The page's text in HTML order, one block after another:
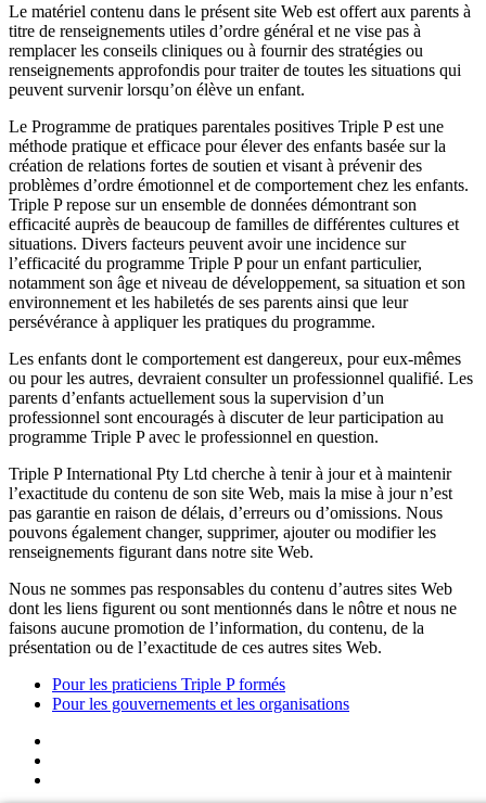
Le matériel contenu dans le présent site Web est offert aux parents à
titre de renseignements utiles d’ordre général et ne vise pas à
remplacer les conseils cliniques ou à fournir des stratégies ou
renseignements approfondis pour traiter de toutes les situations qui
peuvent survenir lorsqu’on élève un enfant.
Le Programme de pratiques parentales positives Triple P est une
méthode pratique et efficace pour élever des enfants basée sur la
création de relations fortes de soutien et visant à prévenir des
problèmes d’ordre émotionnel et de comportement chez les enfants.
Triple P repose sur un ensemble de données démontrant son
efficacité auprès de beaucoup de familles de différentes cultures et
situations. Divers facteurs peuvent avoir une incidence sur
l’efficacité du programme Triple P pour un enfant particulier,
notamment son âge et niveau de développement, sa situation et son
environnement et les habiletés de ses parents ainsi que leur
persévérance à appliquer les pratiques du programme.
Les enfants dont le comportement est dangereux, pour eux-mêmes
ou pour les autres, devraient consulter un professionnel qualifié. Les
parents d’enfants actuellement sous la supervision d’un
professionnel sont encouragés à discuter de leur participation au
programme Triple P avec le professionnel en question.
Triple P International Pty Ltd cherche à tenir à jour et à maintenir
l’exactitude du contenu de son site Web, mais la mise à jour n’est
pas garantie en raison de délais, d’erreurs ou d’omissions. Nous
pouvons également changer, supprimer, ajouter ou modifier les
renseignements figurant dans notre site Web.
Nous ne sommes pas responsables du contenu d’autres sites Web
dont les liens figurent ou sont mentionnés dans le nôtre et nous ne
faisons aucune promotion de l’information, du contenu, de la
présentation ou de l’exactitude de ces autres sites Web.
Pour les praticiens Triple P formés
Pour les gouvernements et les organisations